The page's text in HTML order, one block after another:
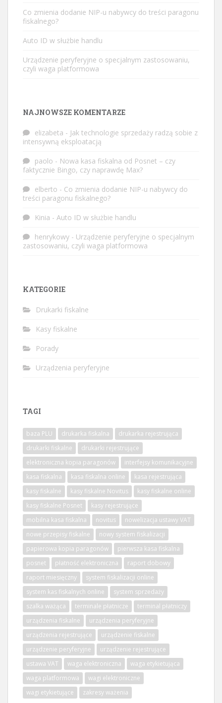
Co zmienia dodanie NIP-u nabywcy do treści paragonu
fiskalnego?
Auto ID w służbie handlu
Urządzenie peryferyjne o specjalnym zastosowaniu,
czyli waga platformowa
NAJNOWSZE KOMENTARZE
elizabeta - Jak technologie sprzedaży radzą sobie z
intensywną eksploatacją
paolo - Nowa kasa fiskalna od Posnet – czy
faktycznie Bingo, czy naprawdę Max?
elberto - Co zmienia dodanie NIP-u nabywcy do
treści paragonu fiskalnego?
Kinia - Auto ID w służbie handlu
henrykowy - Urządzenie peryferyjne o specjalnym
zastosowaniu, czyli waga platformowa
KATEGORIE
Drukarki fiskalne
Kasy fiskalne
Porady
Urządzenia peryferyjne
TAGI
baza PLU drukarka fiskalna
drukarka rejestrująca
drukarki fiskalne
drukarki rejestrujące
elektroniczna kopia paragonów
interfejsy komunikacyjne
kasa fiskalna
kasa fiskalna online
kasa rejestrująca
kasy fiskalne
kasy fiskalne Novitus
kasy fiskalne online
kasy fiskalne Posnet
kasy rejestrujące
mobilna kasa fiskalna
novitus
nowelizacja ustawy VAT
nowe przepisy fiskalne
nowy system fiskalizacji
papierowa kopia paragonów
pierwsza kasa fiskalna
posnet
płatność elektroniczna
raport dobowy
raport miesięczny
system fiskalizacji online
system kas fiskalnych online
system sprzedaży
szalka ważąca
terminale płatnicze
terminal płatniczy
urządzenia fiskalne
urządzenia peryferyjne
urządzenia rejestrujące
urządzenie fiskalne
urządzenie peryferyjne
urządzenie rejestrujące
ustawa VAT
waga elektroniczna
waga etykietująca
waga platformowa
wagi elektroniczne
wagi etykietujące
zakresy ważenia